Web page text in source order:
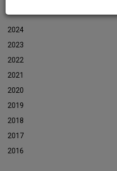
2024
2023
2022
2021
2020
2019
2018
2017
2016